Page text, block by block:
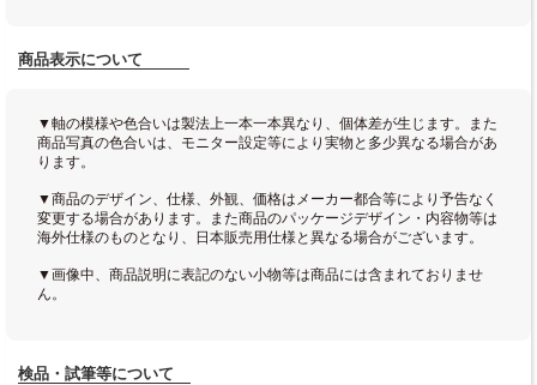
商品表示について
▼軸の模様や色合いは製法上一本一本異なり、個体差が生じます。また
商品写真の色合いは、モニター設定等により実物と多少異なる場合があ
ります。
▼商品のデザイン、仕様、外観、価格はメーカー都合等により予告なく
変更する場合があります。また商品のパッケージデザイン・内容物等は
海外仕様のものとなり、日本販売用仕様と異なる場合がございます。
▼画像中、商品説明に表記のない小物等は商品には含まれておりませ
ん。
検品・試筆等について